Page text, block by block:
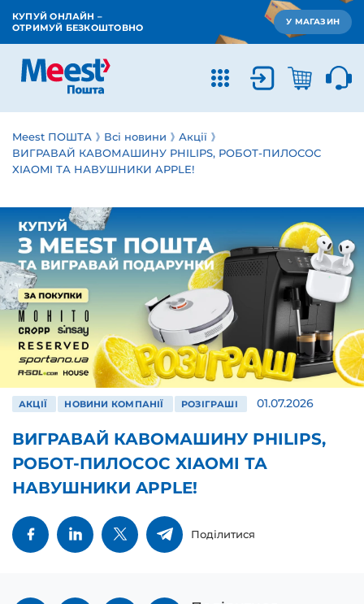
КУПУЙ ОНЛАЙН –
ОТРИМУЙ БЕЗКОШТОВНО
У МАГАЗИН
Meest ПОШТА Всі новини
Акції
ВИГРАВАЙ КАВОМАШИНУ PHILIPS, РОБОТ-ПИЛОСОС
XIAOMI ТА НАВУШНИКИ APPLE!
АКЦІЇ НОВИНИ КОМПАНІЇ РОЗІГРАШІ 01.07.2026
ВИГРАВАЙ КАВОМАШИНУ PHILIPS,
РОБОТ-ПИЛОСОС XIAOMI ТА
НАВУШНИКИ APPLE!
Поділитися